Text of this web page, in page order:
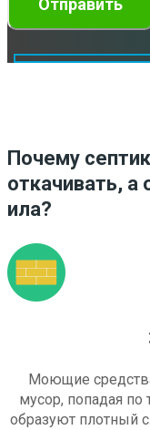
Почему
откачивать, а
ила?
Моющие
мусор, попадая по
образуют плотный